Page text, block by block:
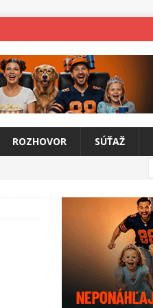
ROZHOVOR SÚŤAŽ